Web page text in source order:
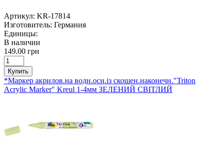
Артикул: KR-17814
Изготовитель: Германия
Единицы:
В наличии
149.00 грн
Купить
*Маркер акрилов.на водн.осн.із скошен.наконечн."Triton
Acrylic Marker" Kreul 1-4мм ЗЕЛЕНИЙ СВІТЛИЙ